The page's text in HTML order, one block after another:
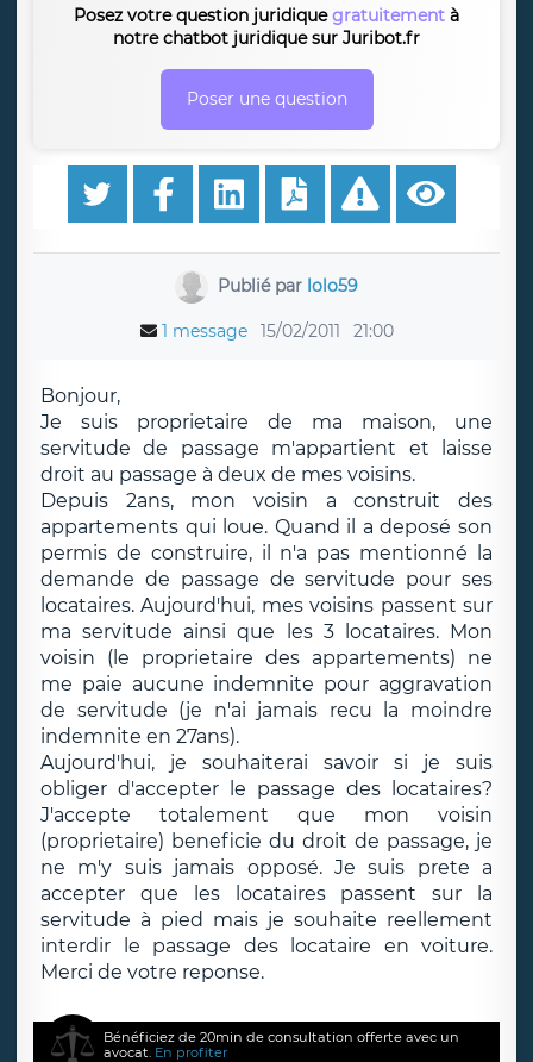
Posez votre question juridiquegratuitement à
notre chatbot juridique sur Juribot.fr
Poser une question
Publié par lolo59
1 message 15/02/2011 21:00
Bonjour,
Je suis proprietaire de ma maison, une
servitude de passage m'appartient et laisse
droit au passage à deux de mes voisins.
Depuis 2ans, mon voisin a construit des
appartements qui loue. Quand il a deposé son
permis de construire, il n'a pas mentionné la
demande de passage de servitude pour ses
locataires. Aujourd'hui, mes voisins passent sur
ma servitude ainsi que les 3 locataires. Mon
voisin (le proprietaire des appartements) ne
me paie aucune indemnite pour aggravation
de servitude (je n'ai jamais recu la moindre
indemnite en 27ans).
Aujourd'hui, je souhaiterai savoir si je suis
obliger d'accepter le passage des locataires?
J'accepte totalement que mon voisin
(proprietaire) beneficie du droit de passage, je
ne m'y suis jamais opposé. Je suis prete a
accepter que les locataires passent sur la
servitude à pied mais je souhaite reellement
interdir le passage des locataire en voiture.
Merci de votre reponse.
Bénéficiez de 20min de consultation offerte avec un
avocat. En profiter